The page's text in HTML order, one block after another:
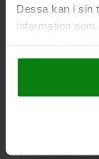
Dessa kan i sin
information
Impressum|
LÅSBULT
STÅL